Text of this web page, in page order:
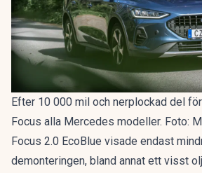
Efter 10 000 mil och nerplockad del
Focus alla Mercedes modeller. Foto:
Focus 2.0 EcoBlue visade endast
demonteringen, bland annat ett visst